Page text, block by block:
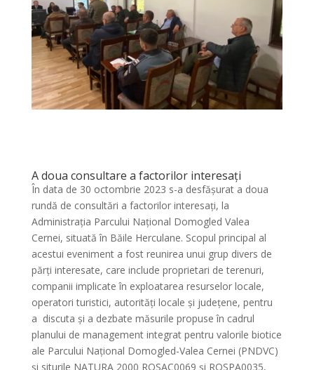
A doua consultare a factorilor interesați
În data de 30 octombrie 2023 s-a desfășurat a doua
rundă de consultări a factorilor interesați, la
Administrația Parcului Național Domogled Valea
Cernei, situată în Băile Herculane. Scopul principal al
acestui eveniment a fost reunirea unui grup divers de
părți interesate, care include proprietari de terenuri,
companii implicate în exploatarea resurselor locale,
operatori turistici, autorități locale și județene, pentru
a discuta și a dezbate măsurile propuse în cadrul
planului de management integrat pentru valorile biotice
ale Parcului Național Domogled-Valea Cernei (PNDVC)
și siturile NATURA 2000 ROSAC0069 și ROSPA0035,